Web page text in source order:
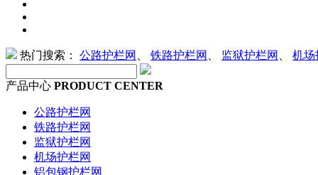
热门搜索： 公路护栏网 铁路护栏网 监狱护栏网 机场
产品中心 PRODUCT CENTER
公路护栏网
铁路护栏网
监狱护栏网
机场护栏网
铝包钢护栏网